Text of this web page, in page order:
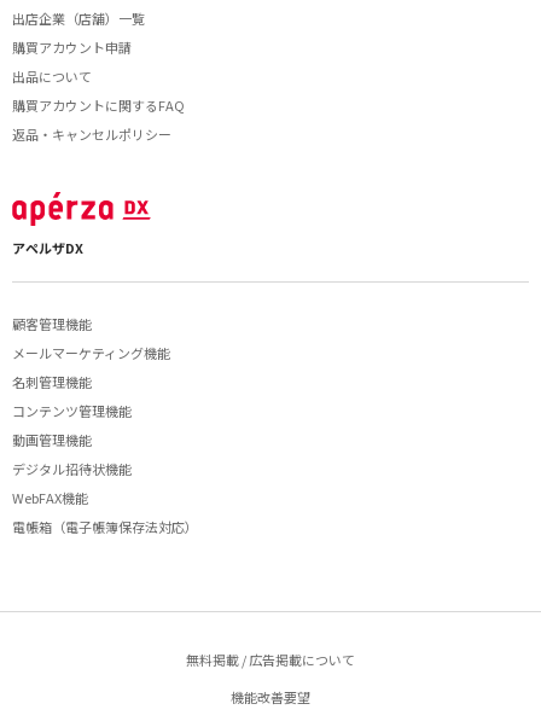
出店企業（店舗）一覧
購買アカウント申請
出品について
購買アカウントに関するFAQ
返品・キャンセルポリシー
アペルザDX
顧客管理機能
メールマーケティング機能
名刺管理機能
コンテンツ管理機能
動画管理機能
デジタル招待状機能
WebFAX機能
電帳箱（電子帳簿保存法対応）
無料掲載 / 広告掲載について
機能改善要望